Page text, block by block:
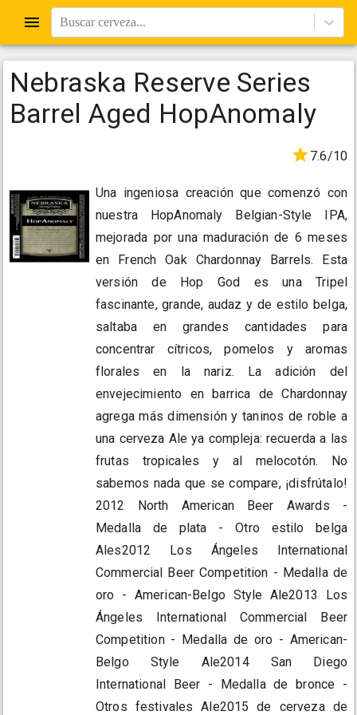
Buscar cerveza...
Nebraska Reserve Series
Barrel Aged HopAnomaly
7.6/10
Una ingeniosa creación que comenzó con
nuestra HopAnomaly Belgian-Style IPA,
mejorada por una maduración de 6 meses
en French Oak Chardonnay Barrels. Esta
versión de Hop God es una Tripel
fascinante, grande, audaz y de estilo belga,
saltaba en grandes cantidades para
concentrar cítricos, pomelos y aromas
florales en la nariz. La adición del
envejecimiento en barrica de Chardonnay
agrega más dimensión y taninos de roble a
una cerveza Ale ya compleja: recuerda a las
frutas tropicales y al melocotón. No
sabemos nada que se compare, ¡disfrútalo!
2012 North American Beer Awards -
Medalla de plata - Otro estilo belga
Ales2012 Los Ángeles International
Commercial Beer Competition - Medalla de
oro - American-Belgo Style Ale2013 Los
Ángeles International Commercial Beer
Competition - Medalla de oro - American-
Belgo Style Ale2014 San Diego
International Beer - Medalla de bronce -
Otros festivales Ale2015 de cerveza de